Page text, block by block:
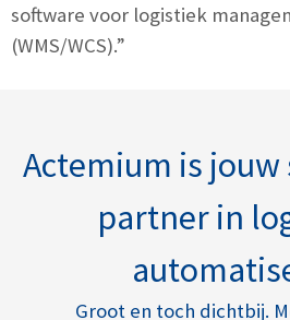
software voor logistiek
(WMS/WCS).”
Actemium is
partner in
Groot en toch dichtbij.